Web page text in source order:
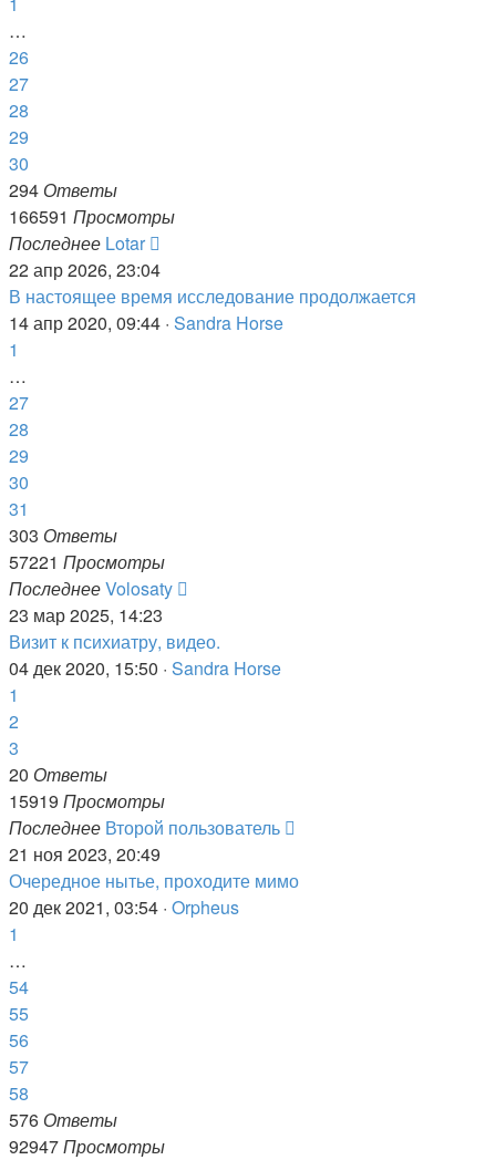
…
26
27
28
29
30
294 Ответы
166591 Просмотры
Последнее Lotar
22 апр 2026, 23:04
В настоящее время исследование продолжается
14 апр 2020, 09:44 · Sandra Horse
1
…
27
28
29
30
31
303 Ответы
57221 Просмотры
ПоследнееVolosaty
23 мар 2025, 14:23
Визит к психиатру, видео.
04 дек 2020, 15:50 · Sandra Horse
1
2
3
20 Ответы
15919 Просмотры
Последнее Второй пользователь
21 ноя 2023, 20:49
Очередное нытье, проходите мимо
20 дек 2021, 03:54 · Orpheus
1
…
54
55
56
57
58
576 Ответы
92947Просмотры